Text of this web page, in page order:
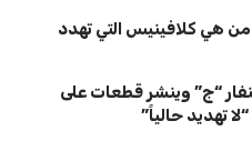
من هي كلافينيس التي تهدد
“ج” وينشر قطعات على
تهديد حالياً”